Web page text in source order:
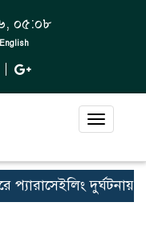
০৫:০৮
English
Toggle
দুর্ঘটনায়